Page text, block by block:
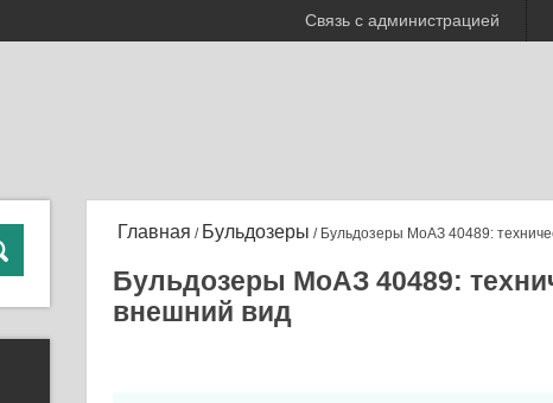
Связь с администрацией
Главная / Бульдозеры / Бульдозеры МоАЗ 40489:
Бульдозеры МоАЗ 40489:
внешний вид